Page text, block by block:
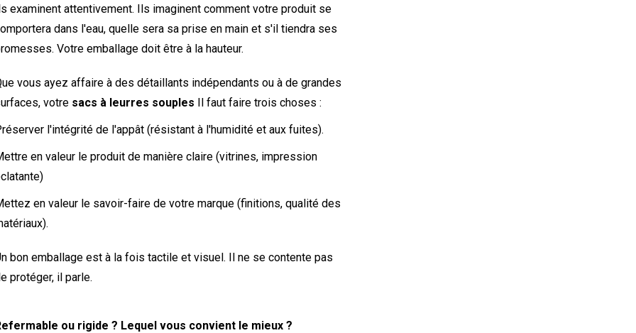
examinent attentivement. Ils imaginent comment votre produit se
dans l'eau, quelle sera sa prise en main et s'il tiendra ses
Votre emballage doit être à la hauteur.
vous ayez affaire à des détaillants indépendants ou à de grandes
votre sacs à leurres souples Il faut faire trois choses :
l'intégrité de l'appât (résistant à l'humidité et aux fuites).
en valeur le produit de manière claire (vitrines, impression
en valeur le savoir-faire de votre marque (finitions, qualité des
bon emballage est à la fois tactile et visuel. Il ne se contente pas
protéger, il parle.
ou rigide ? Lequel vous convient le mieux ?